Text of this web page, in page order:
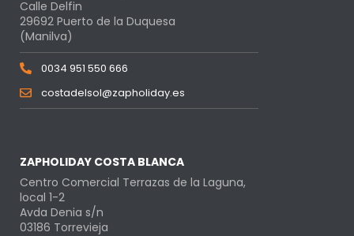
Calle Delfin
29692 Puerto de la Duquesa
(Manilva)
0034 951 550 666
costadelsol@zapholiday.es
ZAPHOLIDAY COSTA BLANCA
Centro Comercial Terrazas de la Laguna,
local 1-2
Avda Denia s/n
03186 Torrevieja